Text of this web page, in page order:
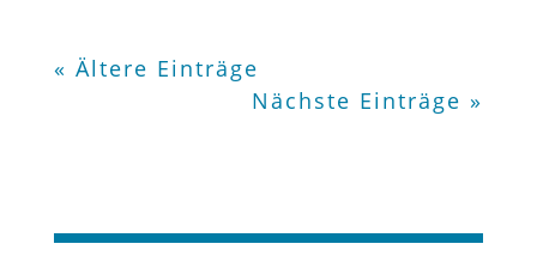
« Ältere Einträge
Nächste Einträge »